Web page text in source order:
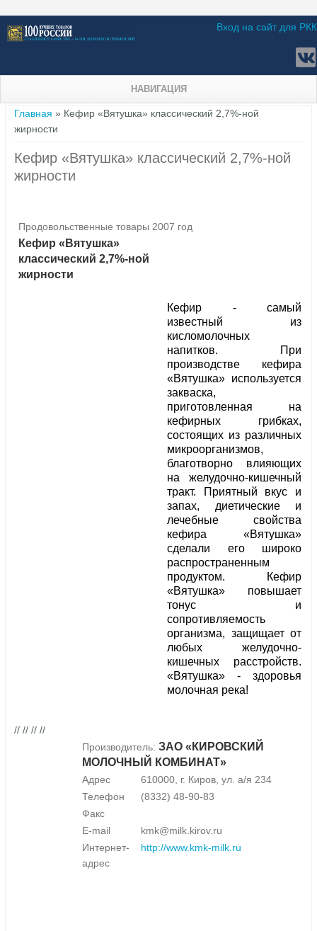
Вход на сайт для РКК
НАВИГАЦИЯ
Вы здесь
Главная » Кефир «Вятушка» классический 2,7%-ной
жирности
Кефир «Вятушка» классический 2,7%-ной
жирности
Продовольственные товары 2007 год
Кефир «Вятушка»
классический 2,7%-ной
жирности
Кефир - самый
известный из
кисломолочных
напитков. При
производстве кефира
«Вятушка» используется
закваска,
приготовленная на
кефирных грибках,
состоящих из различных
микроорганизмов,
благотворно влияющих
на желудочно-кишечный
тракт. Приятный вкус и
запах, диетические и
лечебные свойства
кефира «Вятушка»
сделали его широко
распространенным
продуктом. Кефир
«Вятушка» повышает
тонус и
сопротивляемость
организма, защищает от
любых желудочно-
кишечных расстройств.
«Вятушка» - здоровья
молочная река!
// // // //
Производитель: ЗАО «КИРОВСКИЙ
МОЛОЧНЫЙ КОМБИНАТ»
Адрес
610000, г. Киров, ул. а/я 234
Телефон
(8332) 48-90-83
Факс
E-mail
kmk@milk.kirov.ru
Интернет-
адрес
http://www.kmk-milk.ru